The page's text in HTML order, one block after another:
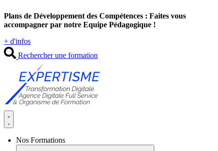
au
contenu
Plans de Développement des Compétences : Faites vous
accompagner par notre Equipe Pédagogique !
+ d'infos
Rechercher une formation
Nos Formations